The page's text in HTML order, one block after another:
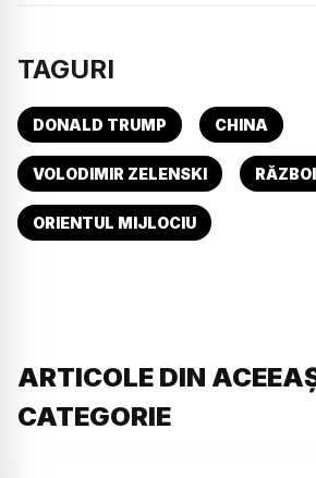
TAGURI
DONALD TRUMP CHINA
VOLODIMIR ZELENSKI
ORIENTUL MIJLOCIU
ARTICOLE DIN
CATEGORIE